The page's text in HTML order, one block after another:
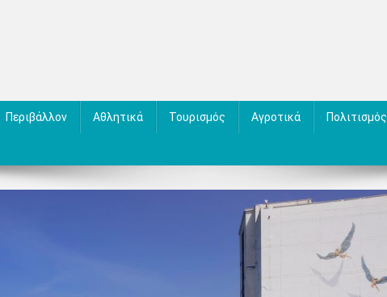
Περιβάλλον Αθλητικά Τουρισμός Αγροτικά Πολιτισμός